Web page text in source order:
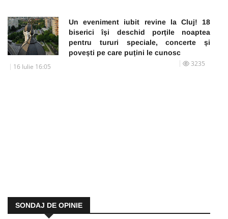
Un eveniment iubit revine la Cluj! 18
biserici își deschid porțile noaptea
pentru tururi speciale, concerte și
povești pe care puțini le cunosc
16 Iulie 16:05 3235
SONDAJ DE OPINIE